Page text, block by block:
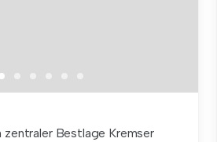
zentraler Bestlage Kremser